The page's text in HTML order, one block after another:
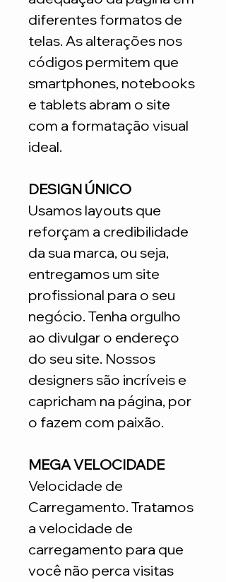
diferentes formatos de
telas. As alterações nos
códigos permitem que
smartphones, notebooks
e tablets abram o site
com a formatação visual
ideal.
DESIGN ÚNICO
Usamos layouts que
reforçam a credibilidade
da sua marca, ou seja,
entregamos um site
profissional para o seu
negócio. Tenha orgulho
ao divulgar o endereço
do seu site. Nossos
designers são incríveis e
capricham na página, por
o fazem com paixão.
MEGA VELOCIDADE
Velocidade de
Carregamento. Tratamos
a velocidade de
carregamento para que
você não perca visitas